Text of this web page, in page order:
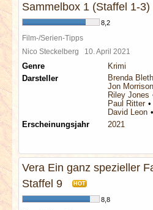
SPECIALS
REDAKTION
LINKS
Sammelbox 1 (Staffel 1-3)
8,2
Film-/Serien-Tipps
Nico Steckelberg 10. April 2021
Genre
Krimi
Darsteller
Brenda
Jon Morrison
Riley Jones
Paul Ritter
David Leon
Erscheinungsjahr
2021
Vera Ein ganz spezieller
Staffel 9
HOT
8,8